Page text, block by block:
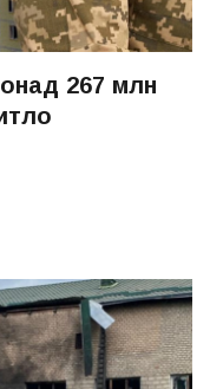
267 млн